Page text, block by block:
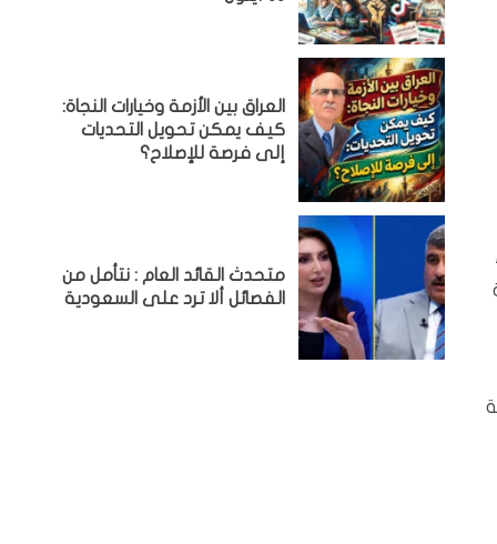
العراق بين الأزمة وخيارات النجاة:
كيف يمكن تحويل التحديات
إلى فرصة للإصلاح؟
متحدث القائد العام : نتأمل من
الفصائل ألا ترد على السعودية